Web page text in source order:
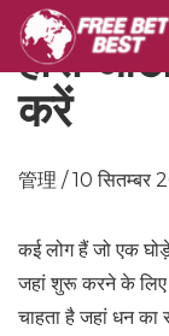
हॉर्स
करें
管理 / 10 सितम्बर
कई लोग हैं जो एक
जहां शुरू करने के
चाहता है जहां धन